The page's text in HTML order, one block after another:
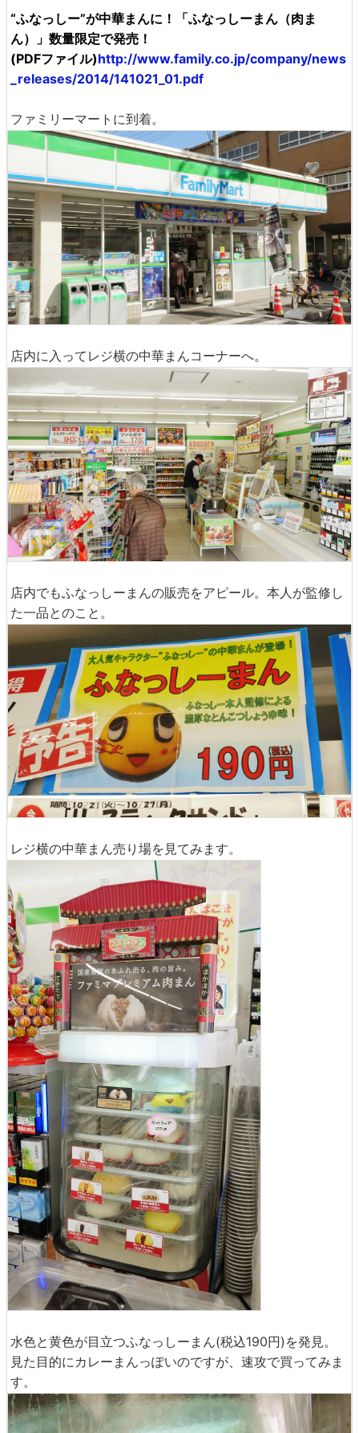
“ふなっしー”が中華まんに！「ふなっしーまん（肉ま
ん）」数量限定で発売！
(PDFファイル)http://www.family.co.jp/company/news
_releases/2014/141021_01.pdf
ファミリーマートに到着。
店内に入ってレジ横の中華まんコーナーへ。
店内でもふなっしーまんの販売をアピール。本人が監修し
た一品とのこと。
レジ横の中華まん売り場を見てみます。
水色と黄色が目立つふなっしーまん(税込190円)を発見。
見た目的にカレーまんっぽいのですが、速攻で買ってみま
す。